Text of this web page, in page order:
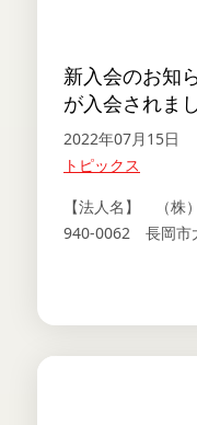
新入会のお知
が入会されまし
2022年07月15日
トピックス
【法人名】 （
940-0062 長岡市